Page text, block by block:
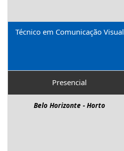
Técnico em Comunicação Visual
Presencial
Belo Horizonte - Horto